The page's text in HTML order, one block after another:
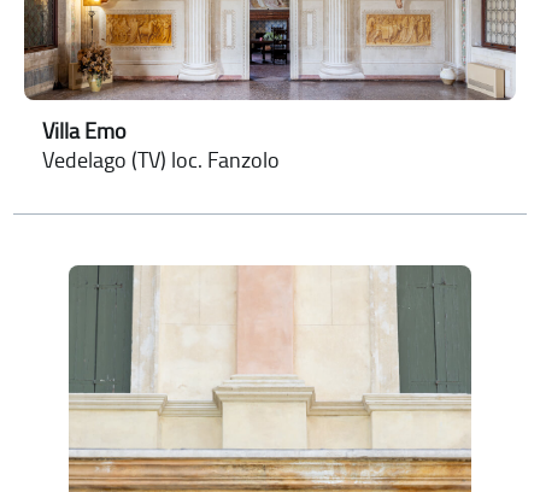
Villa Emo
Vedelago (TV) loc. Fanzolo